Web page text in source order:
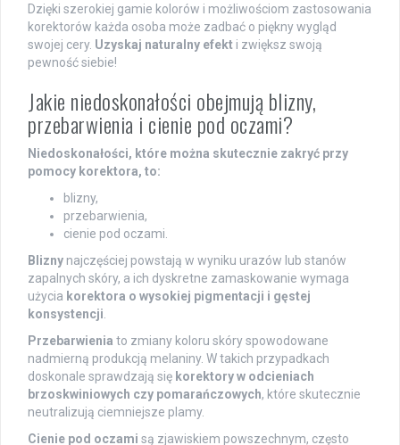
Dzięki szerokiej gamie kolorów i możliwościom zastosowania
korektorów każda osoba może zadbać o piękny wygląd
swojej cery. Uzyskaj naturalny efekt i zwiększ swoją
pewność siebie!
Jakie niedoskonałości obejmują blizny,
przebarwienia i cienie pod oczami?
Niedoskonałości, które można skutecznie zakryć przy
pomocy korektora, to:
blizny,
przebarwienia,
cienie pod oczami.
Blizny najczęściej powstają w wyniku urazów lub stanów
zapalnych skóry, a ich dyskretne zamaskowanie wymaga
użycia korektora o wysokiej pigmentacji i gęstej
konsystencji
Przebarwienia to zmiany koloru skóry spowodowane
nadmierną produkcją melaniny. W takich przypadkach
doskonale sprawdzają się korektory w odcieniach
brzoskwiniowych czy pomarańczowych, które skutecznie
neutralizują ciemniejsze plamy.
Cienie pod oczami są zjawiskiem powszechnym, często